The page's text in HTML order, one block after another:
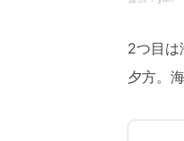
2つ目は
夕方。